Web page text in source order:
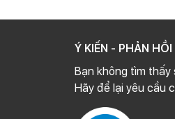
Ý KIẾN - PHẢN HỒI
Bạn không tìm thấy
Hãy để lại yêu cầu